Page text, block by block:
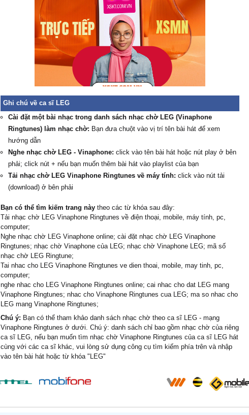
Ghi chú về ca sĩ LEG
Cài đặt một bài nhạc trong danh sách nhạc chờ LEG (Vinaphone
Ringtunes) làm nhạc chờ: Bạn đưa chuột vào vị trí tên bài hát để xem
hướng dẫn
Nghe nhạc chờ LEG - Vinaphone: click vào tên bài hát hoặc nút play ở bên
phải; click nút + nếu bạn muốn thêm bài hát vào playlist của bạn
Tải nhạc chờ LEG Vinaphone Ringtunes về máy tính: click vào nút tải
(download) ở bên phải
Bạn có thể tìm kiếm trang này theo các từ khóa sau đây:
Tải nhạc chờ LEG Vinaphone Ringtunes về điện thoại, mobile, máy tính, pc,
computer;
Nghe nhạc chờ LEG Vinaphone online; cài đặt nhạc chờ LEG Vinaphone
Ringtunes; nhạc chờ Vinaphone của LEG; nhạc chờ Vinaphone LEG; mã số
nhạc chờ LEG Ringtune;
Tai nhac cho LEG Vinaphone Ringtunes ve dien thoai, mobile, may tinh, pc,
computer;
nghe nhac cho LEG Vinaphone Ringtunes online; cai nhac cho dat LEG mang
Vinaphone Ringtunes; nhac cho Vinaphone Ringtunes cua LEG; ma so nhac cho
LEG mang Vinaphone Ringtunes;
Chú ý: Bạn có thể tham khảo danh sách nhạc chờ theo ca sĩ LEG - mạng
Vinaphone Ringtunes ở dưới. Chú ý: danh sách chỉ bao gồm nhạc chờ của riêng
ca sĩ LEG, nếu bạn muốn tìm nhạc chờ Vinaphone Ringtunes của ca sĩ LEG hát
cùng với các ca sĩ khác, vui lòng sử dụng công cụ tìm kiếm phía trên và nhập
vào tên bài hát hoặc từ khóa "LEG"